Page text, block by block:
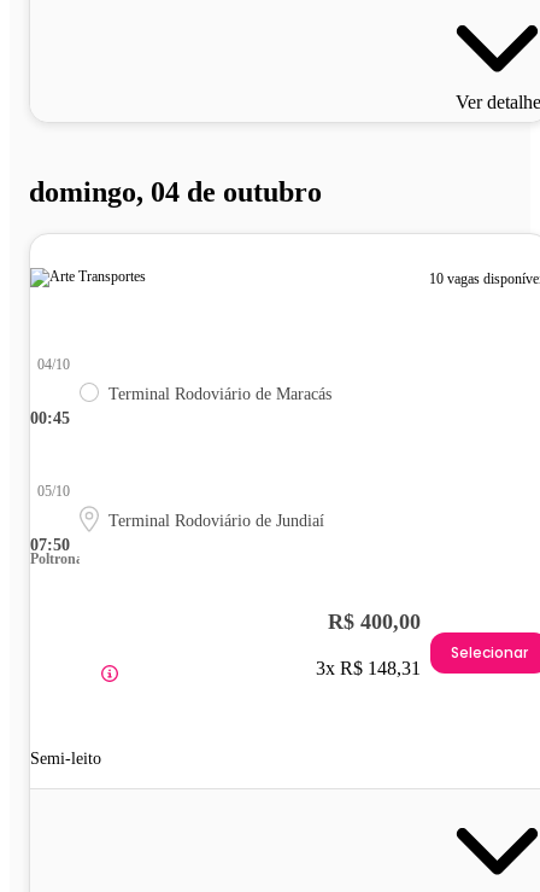
Ver
domingo, 04 de outubro
10 vagas
00:45
04/10
Terminal Rodoviário de Maracás
07:50
05/10
Terminal Rodoviário de Jundiaí
Poltrona
Semi-leito
R$ 400,00
3x R$ 148,31
Selecionar